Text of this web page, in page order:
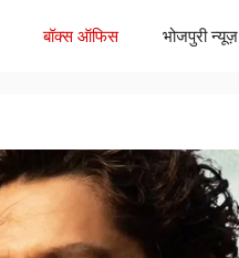
बॉक्स ऑफिस भोजपुरी न्यूज़